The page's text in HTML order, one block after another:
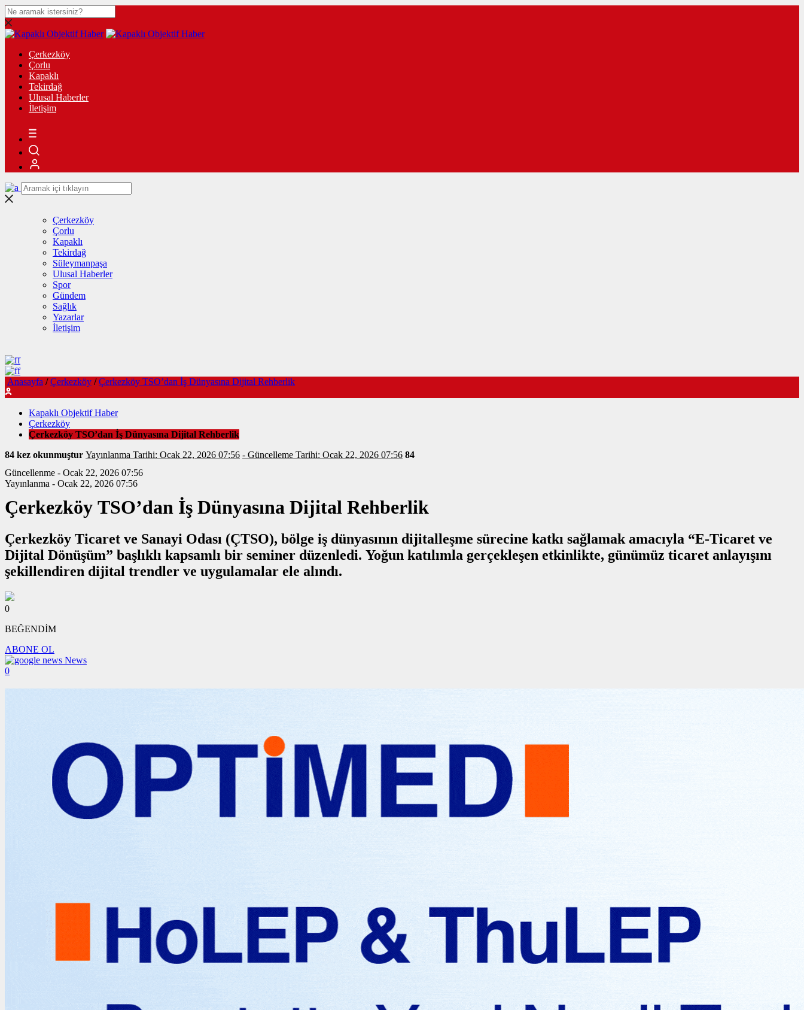
Çerkezköy
Çorlu
Kapaklı
Tekirdağ
Ulusal Haberler
İletişim
Çerkezköy
Çorlu
Kapaklı
Tekirdağ
Süleymanpaşa
Ulusal Haberler
Spor
Gündem
Sağlık
Yazarlar
İletişim
Anasayfa / Çerkezköy / Çerkezköy TSO’dan İş Dünyasına Dijital Rehberlik
Kapaklı Objektif Haber
Çerkezköy
Çerkezköy TSO’dan İş Dünyasına Dijital Rehberlik
84 kez okunmuştur
Yayınlanma Tarihi: Ocak 22, 2026 07:56 - Güncelleme Tarihi: Ocak 22, 2026 07:56 84
Güncellenme - Ocak 22, 2026 07:56
Yayınlanma - Ocak 22, 2026 07:56
Çerkezköy TSO’dan İş Dünyasına Dijital Rehberlik
Çerkezköy Ticaret ve Sanayi Odası (ÇTSO), bölge iş dünyasının dijitalleşme sürecine katkı sağlamak amacıyla “E-Ticaret ve
Dijital Dönüşüm” başlıklı kapsamlı bir seminer düzenledi. Yoğun katılımla gerçekleşen etkinlikte, günümüz ticaret anlayışını
şekillendiren dijital trendler ve uygulamalar ele alındı.
0
BEĞENDİM
ABONE OL
News
0